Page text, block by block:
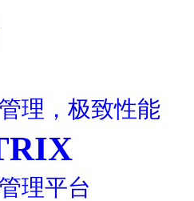
理，极致性能
理平台